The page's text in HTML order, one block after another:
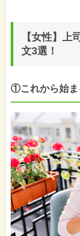
【女性】上
文3選！
①これから始ま